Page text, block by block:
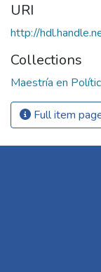
URI
http://
Collections
Maestría en
Full item